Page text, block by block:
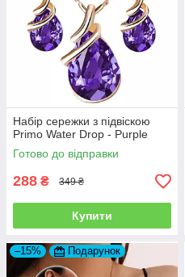
Набір сережки з підвіскою
Primo Water Drop - Purple
Готово до відправки
288 ₴ 349 ₴
Купити
–15% Подарунок